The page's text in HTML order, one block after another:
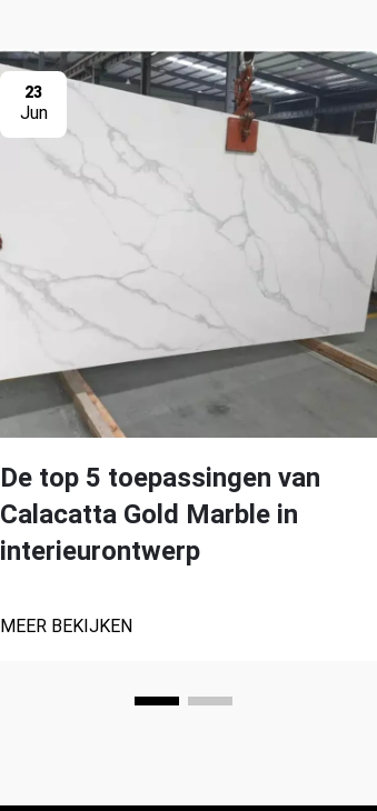
23
Jun
De top 5 toepassingen van
Calacatta Gold Marble in
interieurontwerp
MEER BEKIJKEN